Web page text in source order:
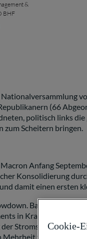
&
BHF
(66
politisch links
zum Scheitern bringen.
Anfang
Konsolidierung
damit einen ersten
Barnier hatte
in Kraft treten, es
Stromsteuer,
von 331
Cookie-